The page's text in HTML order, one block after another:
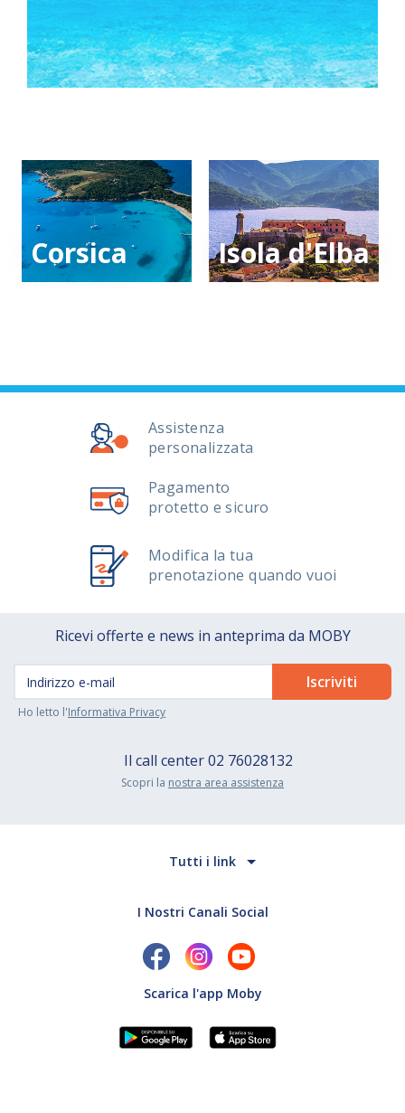
Corsica Isola d'Elba
Assistenza
personalizzata
Pagamento
protetto e sicuro
Modifica la tua
prenotazione quando vuoi
Ricevi offerte e news in anteprima da MOBY
Ho letto l'Informativa Privacy
Il call center02 76028132
Scopri la nostra area assistenza
Tutti i link
I Nostri Canali Social
Scarica l'app Moby